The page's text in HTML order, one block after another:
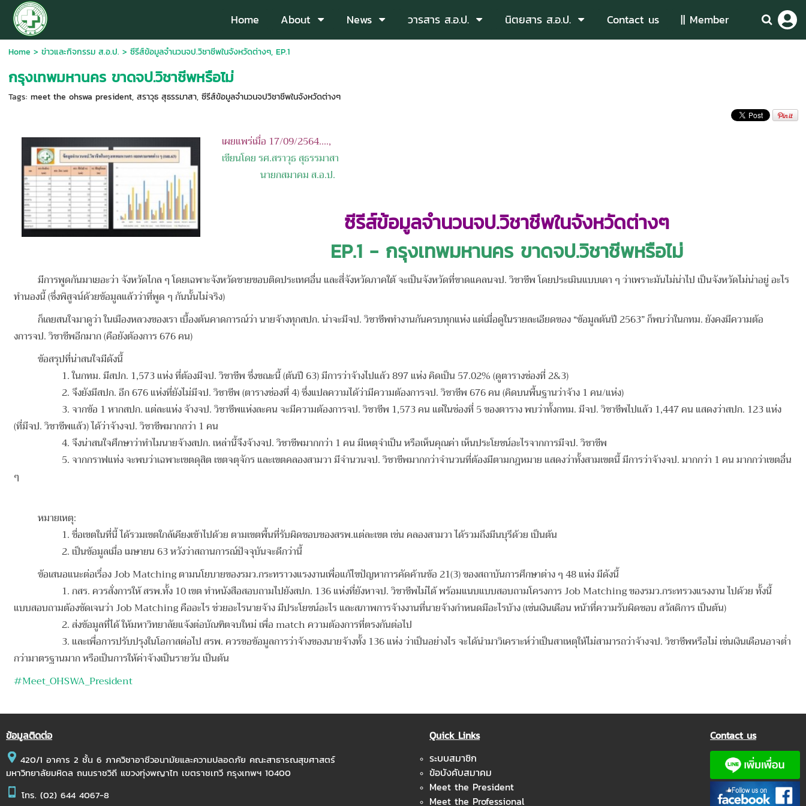
Home About News วารสาร ส.อ.ป. นิตยสาร ส.อ.ป. Contact us || Member
Home > ข่าวและกิจกรรม ส.อ.ป. > ซีรีส์ข้อมูลจำนวนจป.วิชาชีพในจังหวัดต่างๆ, EP.1
กรุงเทพมหานคร ขาดจป.วิชาชีพหรือไม่
Tags: meet the ohswa president, สราวุธ สุธรรมาสา, ซีรีส์ข้อมูลจำนวนจปวิชาชีพในจังหวัดต่างๆ
เผยแพร่เมื่อ 17/09/2564....,
เขียนโดย รศ.สราวุธ สุธรรมาสา
นายกสมาคม ส.อ.ป.
ซีรีส์ข้อมูลจำนวนจป.วิชาชีพในจังหวัดต่างๆ
EP.1 - กรุงเทพมหานคร ขาดจป.วิชาชีพหรือไม่
มีการพูดกันมาเยอะว่า จังหวัดไกล ๆ โดยเฉพาะจังหวัดชายขอบติดประเทศอื่น และสี่จังหวัดภาคใต้ จะเป็นจังหวัดที่ขาดแคลนจป. วิชาชีพ โดยประเมินแบบเดา ๆ ว่าเพราะมันไม่น่าไป เป็นจังหวัดไม่น่าอยู่ อะไร
ทำนองนี้ (ซึ่งพิสูจน์ด้วยข้อมูลแล้วว่าที่พูด ๆ กันนั้นไม่จริง)
ก็เลยสนใจมาดูว่า ในเมืองหลวงของเรา เบื้องต้นคาดการณ์ว่า นายจ้างทุกสปก. น่าจะมีจป. วิชาชีพทำงานกันครบทุกแห่ง แต่เมื่อดูในรายละเอียดของ “ข้อมูลต้นปี 2563” ก็พบว่าในกทม. ยังคงมีความต้อ
งการจป. วิชาชีพอีกมาก (คือยังต้องการ 676 คน)
ข้อสรุปที่น่าสนใจมีดังนี้
1. ในกทม. มีสปก. 1,573 แห่ง ที่ต้องมีจป. วิชาชีพ ซึ่งขณะนี้ (ต้นปี 63) มีการว่าจ้างไปแล้ว 897 แห่ง คิดเป็น 57.02% (ดูตารางช่องที่ 2&3)
2. จึงยังมีสปก. อีก 676 แห่งที่ยังไม่มีจป. วิชาชีพ (ตารางช่องที่ 4) ซึ่งแปลความได้ว่ามีความต้องการจป. วิชาชีพ 676 คน (คิดบนพื้นฐานว่าจ้าง 1 คน/แห่ง)
3. จากข้อ 1 หากสปก. แต่ละแห่ง จ้างจป. วิชาชีพแห่งละคน จะมีความต้องการจป. วิชาชีพ 1,573 คน แต่ในช่องที่ 5 ของตาราง พบว่าทั้งกทม. มีจป. วิชาชีพไปแล้ว 1,447 คน แสดงว่าสปก. 123 แห่ง
(ที่มีจป. วิชาชีพแล้ว) ได้ว่าจ้างจป. วิชาชีพมากกว่า 1 คน
4. จึงน่าสนใจศึกษาว่าทำไมนายจ้างสปก. เหล่านี้จึงจ้างจป. วิชาชีพมากกว่า 1 คน มีเหตุจำเป็น หรือเห็นคุณค่า เห็นประโยชน์อะไรจากการมีจป. วิชาชีพ
5. จากกราฟแท่ง จะพบว่าเฉพาะเขตดุสิต เขตจตุจักร และเขตคลองสามวา มีจำนวนจป. วิชาชีพมากกว่าจำนวนที่ต้องมีตามกฎหมาย แสดงว่าทั้งสามเขตนี้ มีการว่าจ้างจป. มากกว่า 1 คน มากกว่าเขตอื่น
ๆ
หมายเหตุ:
1. ชื่อเขตในที่นี้ ได้รวมเขตใกล้เคียงเข้าไปด้วย ตามเขตพื้นที่รับผิดชอบของสรพ.แต่ละเขต เช่น คลองสามวา ได้รวมถึงมีนบุรีด้วย เป็นต้น
2. เป็นข้อมูลเมื่อ เมษายน 63 หวังว่าสถานการณ์ปัจจุบันจะดีกว่านี้
ข้อเสนอแนะต่อเรื่อง Job Matching ตามนโยบายของรมว.กระทราวงแรงงานเพื่อแก้ไขปัญหาการคัดค้านข้อ 21(3) ของสถาบันการศึกษาต่าง ๆ 48 แห่ง มีดังนี้
1. กสร. ควรสั่งการให้ สรพ.ทั้ง 10 เขต ทำหนังสือสอบถามไปยังสปก. 136 แห่งที่ยังหาจป. วิชาชีพไม่ได้ พร้อมแนบแบบสอบถามโครงการ Job Matching ของรมว.กระทรวงแรงงาน ไปด้วย ทั้งนี้
แบบสอบถามต้องชัดเจนว่า Job Matching คืออะไร ช่วยอะไรนายจ้าง มีประโยชน์อะไร และสภาพการจ้างงานที่นายจ้างกำหนดมีอะไรบ้าง (เช่นเงินเดือน หน้าที่ความรับผิดชอบ สวัสดิการ เป็นต้น)
2. ส่งข้อมูลที่ได้ ให้มหาวิทยาลัยแจ้งต่อบัณฑิตจบใหม่ เพื่อ match ความต้องการที่ตรงกันต่อไป
3. และเพื่อการปรับปรุงในโอกาสต่อไป สรพ. ควรขอข้อมูลการว่าจ้างของนายจ้างทั้ง 136 แห่ง ว่าเป็นอย่างไร จะได้นำมาวิเคราะห์ว่าเป็นสาเหตุให้ไม่สามารถว่าจ้างจป. วิชาชีพหรือไม่ เช่นเงินเดือนอาจต่ำ
กว่ามาตรฐานมาก หรือเป็นการให้ค่าจ้างเป็นรายวัน เป็นต้น
#Meet_OHSWA_President
ข้อมูลติดต่อ
420/1 อาคาร 2 ชั้น 6 ภาควิชาอาชีวอนามัยและความปลอดภัย คณะสาธารณสุขศาสตร์
มหาวิทยาลัยมหิดล ถนนราชวิถี แขวงทุ่งพญาไท เขตราชเทวี กรุงเทพฯ 10400
โทร. (02) 644 4067-8
Quick Links
ระบบสมาชิก
ข้อบังคับสมาคม
Meet the President
Meet the Professional
Contact us